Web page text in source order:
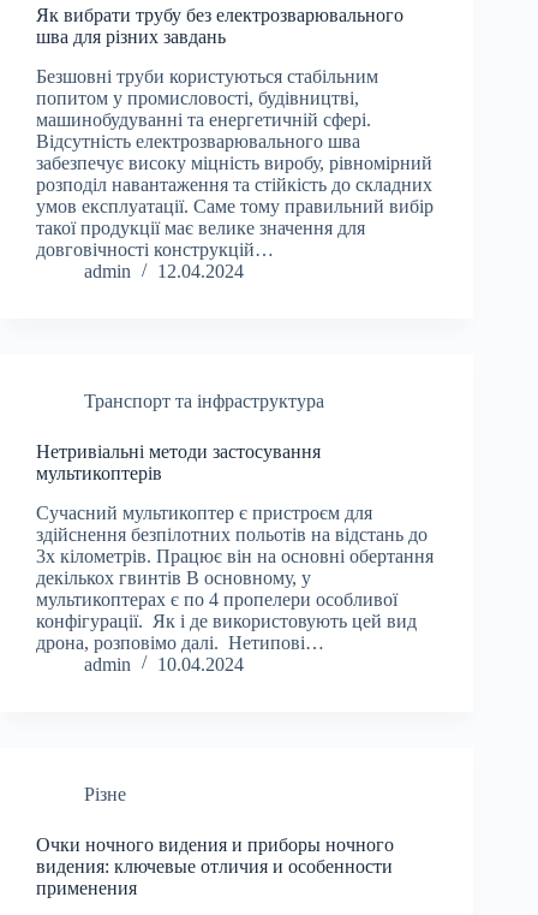
Як вибрати трубу без електрозварювального
шва для різних завдань
Безшовні труби користуються стабільним
попитом у промисловості, будівництві,
машинобудуванні та енергетичній сфері.
Відсутність електрозварювального шва
забезпечує високу міцність виробу, рівномірний
розподіл навантаження та стійкість до складних
умов експлуатації. Саме тому правильний вибір
такої продукції має велике значення для
довговічності конструкцій…
admin
12.04.2024
Транспорт та інфраструктура
Нетривіальні методи застосування
мультикоптерів
Сучасний мультикоптер є пристроєм для
здійснення безпілотних польотів на відстань до
3х кілометрів. Працює він на основні обертання
декількох гвинтів В основному, у
мультикоптерах є по 4 пропелери особливої
конфігурації. Як і де використовують цей вид
дрона, розповімо далі. Нетипові…
admin
10.04.2024
Різне
Очки ночного видения и приборы ночного
видения: ключевые отличия и особенности
применения